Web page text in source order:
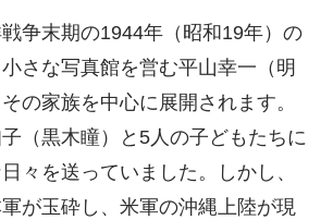
争末期の1944年（昭和19年）の
さな写真館を営む平山幸一（明
の家族を中心に展開されます。
（黒木瞳）と5人の子どもたちに
々を送っていました。しかし、
が玉砕し、米軍の沖縄上陸が現